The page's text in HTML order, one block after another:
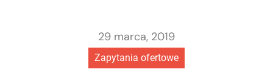
Zapytania ofertowe
29 marca, 2019